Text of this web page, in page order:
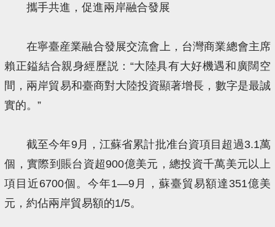
攜手共進，促進兩岸融合發展
在寧臺産業融合發展交流會上，台灣商業總會主席
賴正鎰結合親身經歷説：“大陸具有大好機遇和廣闊空
間，兩岸貿易和臺商對大陸投資顯著增長，數字是最誠
實的。”
截至今年9月，江蘇省累計批准台資項目超過3.1萬
個，實際到賬台資超900億美元，總投資千萬美元以上
項目近6700個。今年1—9月，蘇臺貿易額達351億美
元，約佔兩岸貿易額的1/5。